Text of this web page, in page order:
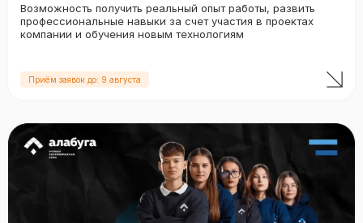
Возможность получить реальный опыт работы, развить
профессиональные навыки за счет участия в проектах
компании и обучения новым технологиям
Приём заявок до: 9 августа